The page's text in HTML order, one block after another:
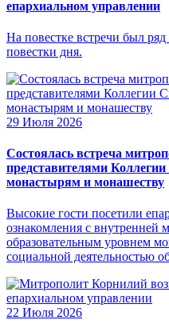
епархиальном управлении
На повестке встречи был
повестки дня.
29 Июля 2026
Состоялась встреча
представителями
монастырям и монашеству
Высокие гости посетили
ознакомления с внутренней
образовательным уровнем
социальной деятельностью
22 Июля 2026